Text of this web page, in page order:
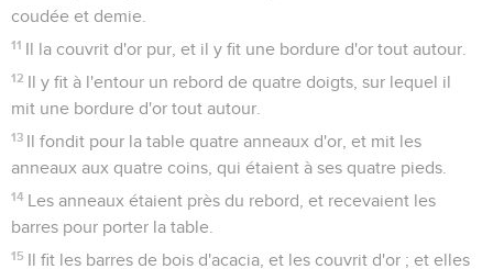
coudée et demie.
11 Il la couvrit d'or pur, et il y fit une bordure d'or tout autour.
12 Il y fit à l'entour un rebord de quatre doigts, sur lequel il
mit une bordure d'or tout autour.
13 Il fondit pour la table quatre anneaux d'or, et mit les
anneaux aux quatre coins, qui étaient à ses quatre pieds.
14 Les anneaux étaient près du rebord, et recevaient les
barres pour porter la table.
15 Il fit les barres de bois d'acacia, et les couvrit d'or ; et elles